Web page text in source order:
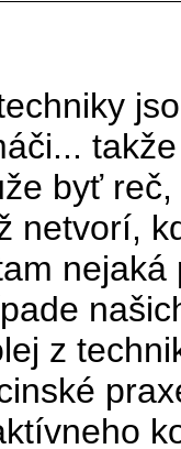
byť
netvorí,
z